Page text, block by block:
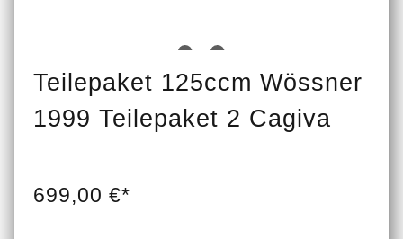
Teilepaket 125ccm Wössner
1999 Teilepaket 2 Cagiva
699,00 €*